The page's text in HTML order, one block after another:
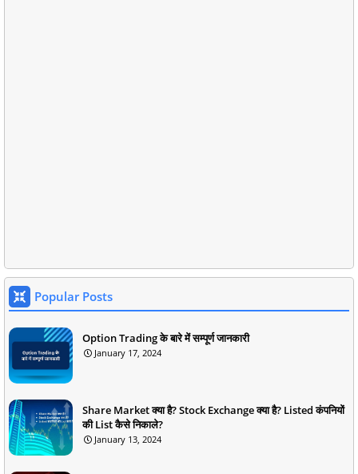
Popular Posts
Option Trading के बारे में सम्पूर्ण जानकारी
January 17, 2024
Share Market क्या है? Stock Exchange क्या है? Listed कंपनियों
की List कैसे निकाले?
January 13, 2024